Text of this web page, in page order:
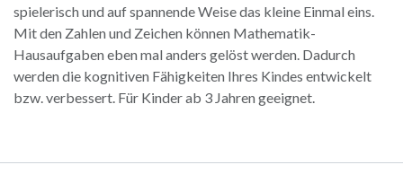
spielerisch und auf spannende Weise das kleine Einmal eins.
Mit den Zahlen und Zeichen können Mathematik-
Hausaufgaben eben mal anders gelöst werden. Dadurch
werden die kognitiven Fähigkeiten Ihres Kindes entwickelt
bzw. verbessert. Für Kinder ab 3 Jahren geeignet.